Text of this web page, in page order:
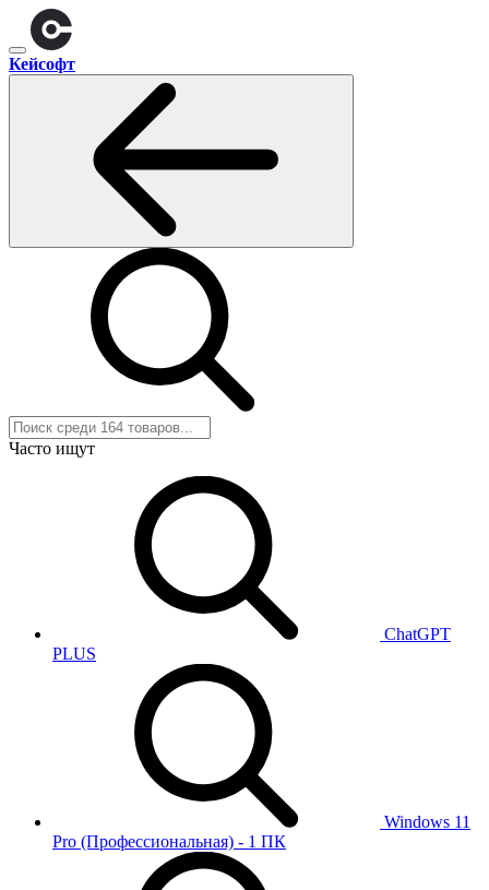
Кейсофт
Часто ищут
ChatGPT
PLUS
Windows 11
Pro (Профессиональная) - 1 ПК